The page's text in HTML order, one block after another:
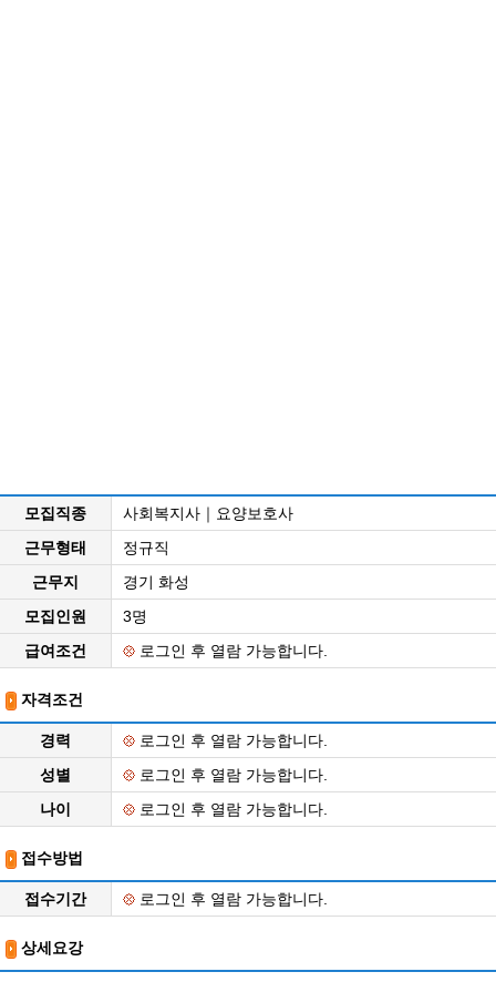
모집직종
사회복지사｜요양보호사
근무형태
정규직
근무지
경기 화성
모집인원
3명
급여조건
로그인 후 열람 가능합니다.
자격조건
경력
로그인 후 열람 가능합니다.
성별
로그인 후 열람 가능합니다.
나이
로그인 후 열람 가능합니다.
접수방법
접수기간 로그인 후 열람 가능합니다.
상세요강